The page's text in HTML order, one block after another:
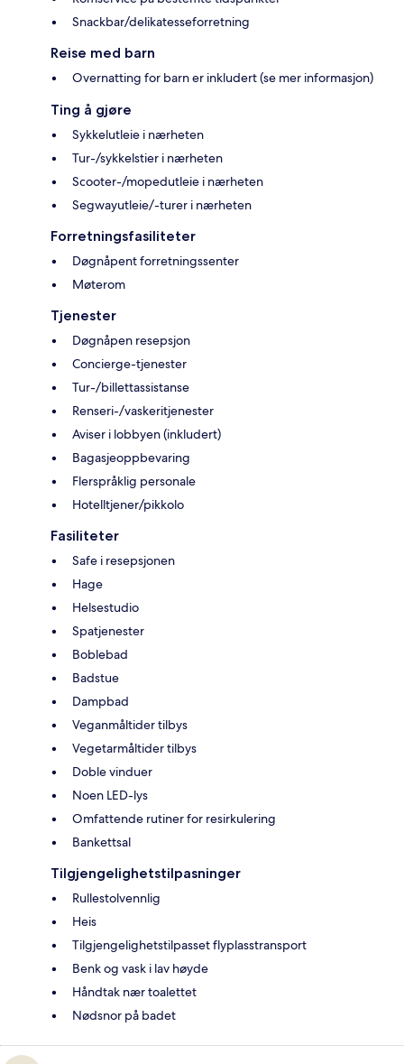
Snackbar/delikatesseforretning
Reise med barn
Overnatting for barn er inkludert (se mer informasjon)
Ting å gjøre
Sykkelutleie i nærheten
Tur-/sykkelstier i nærheten
Scooter-/mopedutleie i nærheten
Segwayutleie/-turer i nærheten
Forretningsfasiliteter
Døgnåpent forretningssenter
Møterom
Tjenester
Døgnåpen resepsjon
Concierge-tjenester
Tur-/billettassistanse
Renseri-/vaskeritjenester
Aviser i lobbyen (inkludert)
Bagasjeoppbevaring
Flerspråklig personale
Hotelltjener/pikkolo
Fasiliteter
Safe i resepsjonen
Hage
Helsestudio
Spatjenester
Boblebad
Badstue
Dampbad
Veganmåltider tilbys
Vegetarmåltider tilbys
Doble vinduer
Noen LED-lys
Omfattende rutiner for resirkulering
Bankettsal
Tilgjengelighetstilpasninger
Rullestolvennlig
Heis
Tilgjengelighetstilpasset flyplasstransport
Benk og vask i lav høyde
Håndtak nær toalettet
Nødsnor på badet